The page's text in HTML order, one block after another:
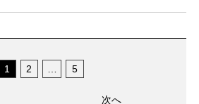
1 2 5
次へ